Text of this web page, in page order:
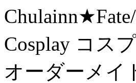
Cosplay コス
オーダーメイ